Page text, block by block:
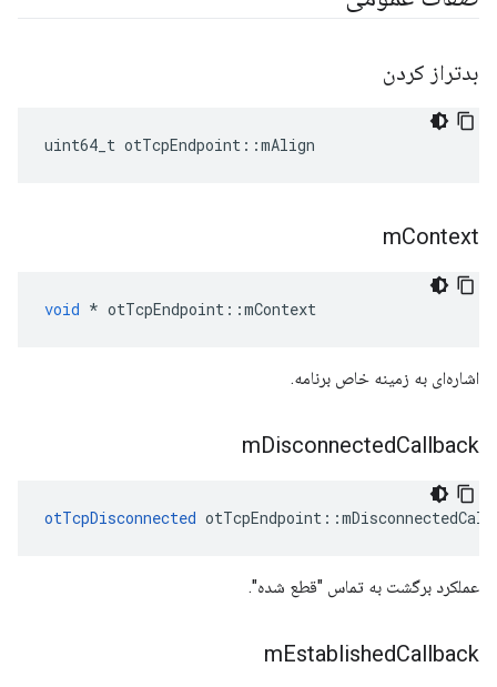
بدتراز کردن
uint64_t otTcpEndpoint ::mAlign
mContext
void * otTcpEndpoint ::mContext
اشاره‌ای به زمینه خاص برنامه.
mDisconnectedCallback
otTcpDisconnected otTcpEndpoint ::
عملکرد برگشت به تماس "قطع شده".
mEstablishedCallback